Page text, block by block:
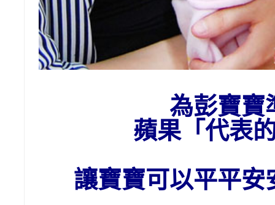
為彭寶寶
蘋果「代表
讓寶寶可以平平安